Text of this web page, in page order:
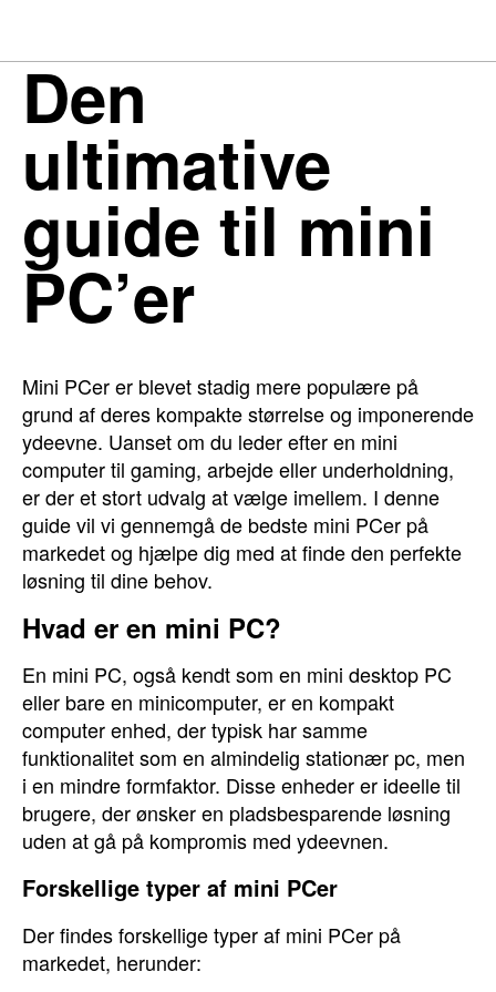
Den
ultimative
guide til mini
PC’er
Mini PCer er blevet stadig mere populære på
grund af deres kompakte størrelse og imponerende
ydeevne. Uanset om du leder efter en mini
computer til gaming, arbejde eller underholdning,
er der et stort udvalg at vælge imellem. I denne
guide vil vi gennemgå de bedste mini PCer på
markedet og hjælpe dig med at finde den perfekte
løsning til dine behov.
Hvad er en mini PC?
En mini PC, også kendt som en mini desktop PC
eller bare en minicomputer, er en kompakt
computer enhed, der typisk har samme
funktionalitet som en almindelig stationær pc, men
i en mindre formfaktor. Disse enheder er ideelle til
brugere, der ønsker en pladsbesparende løsning
uden at gå på kompromis med ydeevnen.
Forskellige typer af mini PCer
Der findes forskellige typer af mini PCer på
markedet, herunder: